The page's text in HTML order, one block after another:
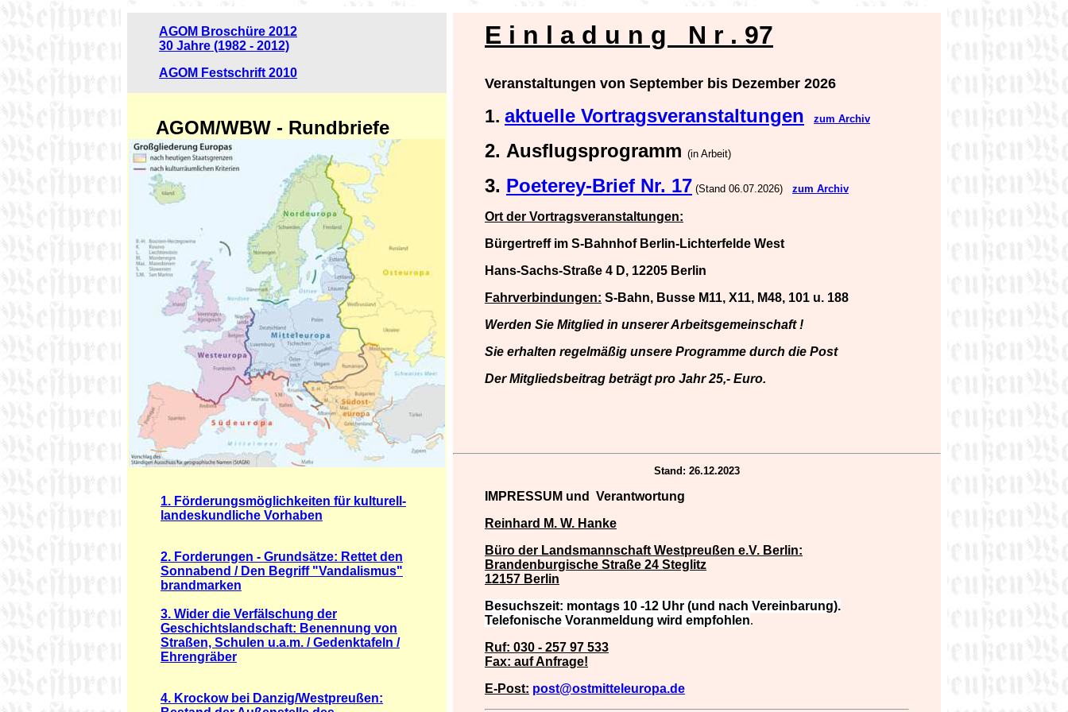
AGOM Broschüre 2012
30 Jahre (1982 - 2012)
AGOM Festschrift 2010
AGOM/WBW - Rundbriefe
1. Förderungsmöglichkeiten für kulturell-
landeskundliche Vorhaben
2. Forderungen - Grundsätze: Rettet den
Sonnabend / Den Begriff "Vandalismus"
brandmarken
3. Wider die Verfälschung der
Geschichtslandschaft: Benennung von
Straßen, Schulen u.a.m. / Gedenktafeln /
Ehrengräber
4. Krockow bei Danzig/Westpreußen:
E i n l a d u n g N r . 97
Veranstaltungen von September bis Dezember 2026
1. aktuelle Vortragsveranstaltungen zum Archiv
2. Ausflugsprogramm (in Arbeit)
3. Poeterey-Brief Nr. 17 (Stand 06.07.2026) zum Archiv
Ort der Vortragsveranstaltungen:
Bürgertreff im S-Bahnhof Berlin-Lichterfelde West
Hans-Sachs-Straße 4 D, 12205 Berlin
Fahrverbindungen: S-Bahn, Busse M11, X11, M48, 101 u. 188
Werden Sie Mitglied in unserer Arbeitsgemeinschaft !
Sie erhalten regelmäßig unsere Programme durch die Post
Der Mitgliedsbeitrag beträgt pro Jahr 25,- Euro.
Stand: 26.12.2023
IMPRESSUM und
Verantwortung
Reinhard M. W. Hanke
Büro der Landsmannschaft Westpreußen e.V. Berlin:
Brandenburgische Straße 24 Steglitz
12157 Berlin
Besuchszeit: montags 10 -12 Uhr (und nach Vereinbarung).
Telefonische Voranmeldung wird empfohlen.
Ruf: 030 - 257 97 533
Fax: auf Anfrage!
E-Post: post@ostmitteleuropa.de